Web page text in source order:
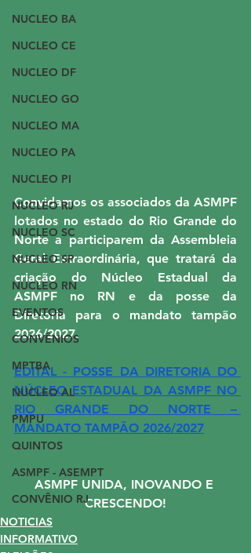
NUCLEO BA
NUCLEO CE
NUCLEO DF
NUCLEO GO
NUCLEO MA
NUCLEO PA
NUCLEO PI
NUCLEO RJ
NUCLEO SC
NUCLEO SP
NUCLEO RN
EVENTOS
CONVÊNIOS
MPTBA
NUCLEO AL
PMPU
QUINTOS
ASMPF - ASEMPT
CONVÊNIO RJ
Convidamos os associados da ASMPF
lotados no estado do Rio Grande do
Norte a participarem da Assembleia
Geral Extraordinária, que tratará da
criação do Núcleo Estadual da
ASMPF no RN e da posse da
Diretoria para o mandato tampão
2026/2027.
EDITAL - POSSE DA DIRETORIA DO
NÚCLEO ESTADUAL DA ASMPF NO
RIO GRANDE DO NORTE –
MANDATO TAMPÃO 2026/2027
ASMPF UNIDA, INOVANDO E
CRESCENDO!
NOTICIAS
INFORMATIVO